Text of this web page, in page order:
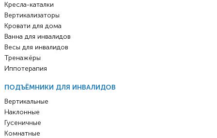
Кресла-каталки
Вертикализаторы
Кровати для дома
Ванна для инвалидов
Весы для инвалидов
Тренажёры
Иппотерапия
ПОДЪЁМНИКИ ДЛЯ ИНВАЛИДОВ
Вертикальные
Наклонные
Гусеничные
Комнатные